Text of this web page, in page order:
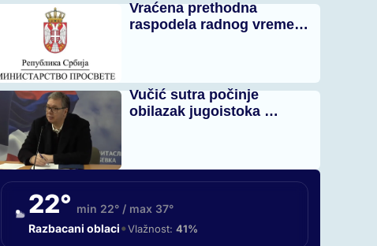
Vraćena prethodna
raspodela radnog vreme…
Vučić sutra počinje
obilazak jugoistoka …
22° min 22° / max 37°
Razbacani oblaci•Vlažnost: 41%